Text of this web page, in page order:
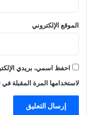
الموقع الإلكتروني
احفظ اسمي، بريدي
لاستخدامها المرة المقبلة في